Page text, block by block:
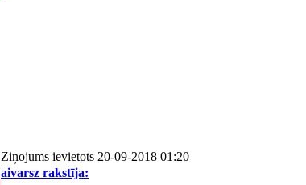
Ziņojums ievietots 20-09-2018 01:20
aivarsz rakstīja: